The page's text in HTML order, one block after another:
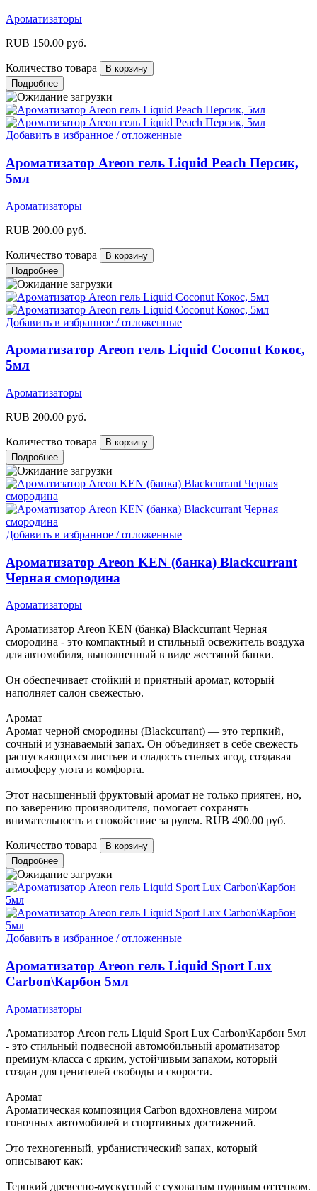
Ароматизаторы
RUB 150.00 руб.
Количество товара
Подробнее
Добавить в избранное / отложенные
Ароматизатор Areon гель Liquid Peach Персик,
5мл
Ароматизаторы
RUB 200.00 руб.
Количество товара
Подробнее
Добавить в избранное / отложенные
Ароматизатор Areon гель Liquid Coconut Кокос,
5мл
Ароматизаторы
RUB 200.00 руб.
Количество товара
Подробнее
Добавить в избранное / отложенные
Ароматизатор Areon KEN (банка) Blackcurrant
Черная смородина
Ароматизаторы
Ароматизатор Areon KEN (банка) Blackcurrant Черная
смородина - это компактный и стильный освежитель воздуха
для автомобиля, выполненный в виде жестяной банки.
Он обеспечивает стойкий и приятный аромат, который
наполняет салон свежестью.
Аромат
Аромат черной смородины (Blackcurrant) — это терпкий,
сочный и узнаваемый запах. Он объединяет в себе свежесть
распускающихся листьев и сладость спелых ягод, создавая
атмосферу уюта и комфорта.
Этот насыщенный фруктовый аромат не только приятен, но,
по заверению производителя, помогает сохранять
внимательность и спокойствие за рулем. RUB 490.00 руб.
Количество товара
Подробнее
Добавить в избранное / отложенные
Ароматизатор Areon гель Liquid Sport Lux
Carbon\Карбон 5мл
Ароматизаторы
Ароматизатор Areon гель Liquid Sport Lux Carbon\Карбон 5мл
- это стильный подвесной автомобильный ароматизатор
премиум-класса с ярким, устойчивым запахом, который
создан для ценителей свободы и скорости.
Аромат
Ароматическая композиция Carbon вдохновлена миром
гоночных автомобилей и спортивных достижений.
Это техногенный, урбанистический запах, который
описывают как:
Терпкий древесно-мускусный с суховатым пудовым оттенком.